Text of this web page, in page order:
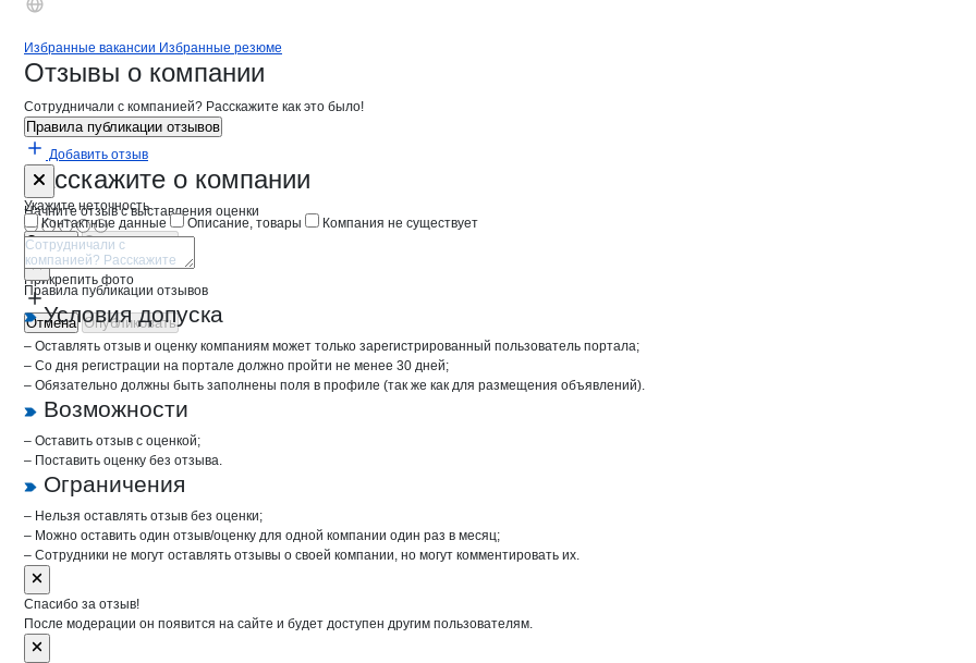
Брендыкомпани Росгидромонтаж ССМП
Вакансии вРосгидромонтаж ССМП
Избранные вакансии Избранные резюме
Новости oРосгидромонтаж ССМП, ООО
Отзывы о компании
Сотрудничали с компанией? Расскажите как это было!
Правила публикации отзывов
Добавить отзыв
Расскажите о компании
Начните отзыв с выставления оценки
Прикрепить фото
Отмена Опубликовать
Форма обратной связи о неточностях на странице
Укажите неточность
Контактные данные
Описание, товары Компания не существует
Отмена Опубликовать
Правила публикации отзывов
Условия допуска
– Оставлять отзыв и оценку компаниям может только зарегистрированный пользователь портала;
– Со дня регистрации на портале должно пройти не менее 30 дней;
– Обязательно должны быть заполнены поля в профиле (так же как для размещения объявлений).
Возможности
– Оставить отзыв с оценкой;
– Поставить оценку без отзыва.
Ограничения
– Нельзя оставлять отзыв без оценки;
– Можно оставить один отзыв/оценку для одной компании один раз в месяц;
– Сотрудники не могут оставлять отзывы о своей компании, но могут комментировать их.
Спасибо за отзыв!
После модерации он появится на сайте и будет доступен другим пользователям.